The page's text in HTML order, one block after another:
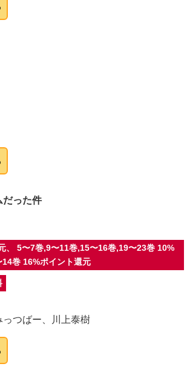
だった件
、 5〜7巻,9〜11巻,15〜16巻,19〜23巻 10%
巻 16%ポイント還元
っつばー、川上泰樹